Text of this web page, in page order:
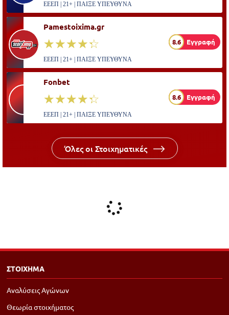
ΕΕΕΠ | 21+ | ΠΑΙΞΕ ΥΠΕΥΘΥΝΑ
Pamestoixima.gr
☆☆☆☆☆
★★★★★ 8.6 Εγγραφή
ΕΕΕΠ | 21+ | ΠΑΙΞΕ ΥΠΕΥΘΥΝΑ
Fonbet
☆☆☆☆☆
★★★★★ 8.6 Εγγραφή
ΕΕΕΠ | 21+ | ΠΑΙΞΕ ΥΠΕΥΘΥΝΑ
Όλες οι Στοιχηματικές
ΣΤΟΙΧΗΜΑ
Αναλύσεις Αγώνων
Θεωρία στοιχήματος